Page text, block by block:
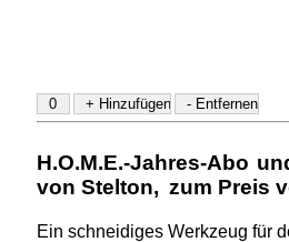
H.O.M.E.-Jahres-Abo
von Stelton, zum Preis
Ein schneidiges Werkzeug für